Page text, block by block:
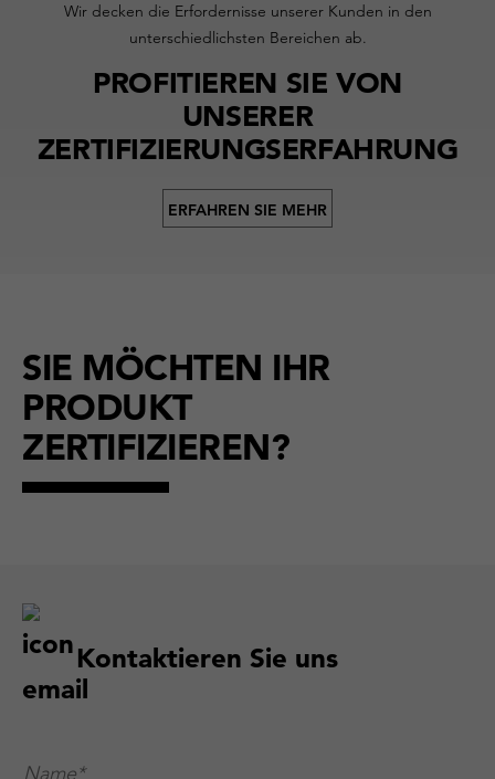
Wir decken die Erfordernisse unserer Kunden in den
unterschiedlichsten Bereichen ab.
PROFITIEREN SIE VON
UNSERER
ZERTIFIZIERUNGSERFAHRUNG
ERFAHREN SIE MEHR
SIE MÖCHTEN IHR
PRODUKT
ZERTIFIZIEREN?
Kontaktieren Sie uns
Name**